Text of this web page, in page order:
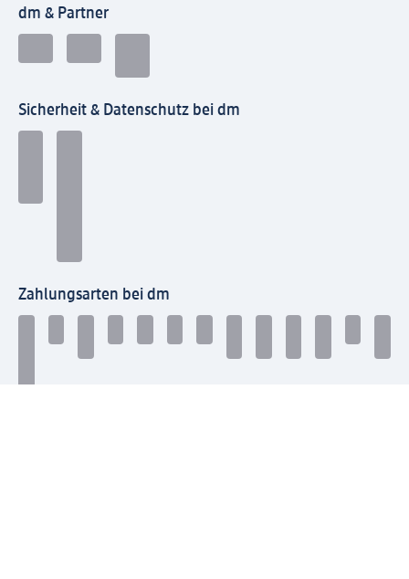
dm & Partner
Sicherheit & Datenschutz bei dm
Zahlungsarten bei dm